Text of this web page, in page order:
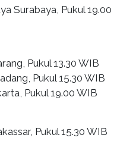
Surabaya, Pukul 19.00
Pukul 13.30 WIB
Pukul 15.30 WIB
Pukul 19.00 WIB
Pukul 15.30 WIB